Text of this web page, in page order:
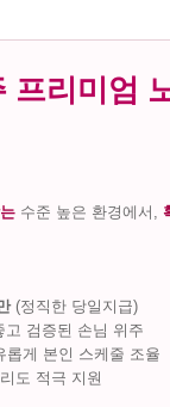
프리미엄
수준 높은 환경에서,
(정직한 당일지급)
고 검증된 손님 위주
롭게 본인 스케줄 조율
도 적극 지원